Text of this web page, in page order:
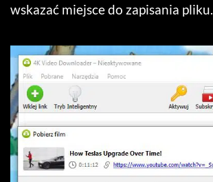
wskazać miejsce do zapisania pliku.